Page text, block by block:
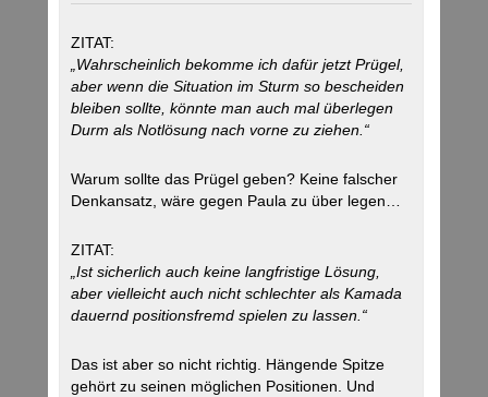
ZITAT:
„Wahrscheinlich bekomme ich dafür jetzt Prügel,
aber wenn die Situation im Sturm so bescheiden
bleiben sollte, könnte man auch mal überlegen
Durm als Notlösung nach vorne zu ziehen.“
Warum sollte das Prügel geben? Keine falscher
Denkansatz, wäre gegen Paula zu über legen…
ZITAT:
„Ist sicherlich auch keine langfristige Lösung,
aber vielleicht auch nicht schlechter als Kamada
dauernd positionsfremd spielen zu lassen.“
Das ist aber so nicht richtig. Hängende Spitze
gehört zu seinen möglichen Positionen. Und